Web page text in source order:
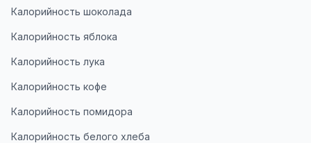
Калорийность шоколада
Калорийность яблока
Калорийность лука
Калорийность кофе
Калорийность помидора
Калорийность белого хлеба